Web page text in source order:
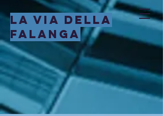
LA VIA DELLA
FALANGA